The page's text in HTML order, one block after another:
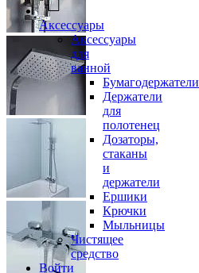
Аксессуары
Аксессуары
для
ванной
Бумагодержатели
Держатели
для
полотенец
Дозаторы,
стаканы
и
держатели
Ершики
Крючки
Мыльницы
Чистящее
средство
Войти